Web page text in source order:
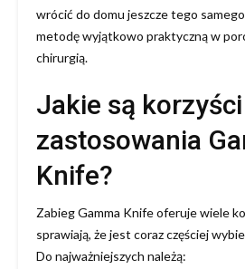
wrócić do domu jeszcze tego
metodę wyjątkowo praktyczną w
chirurgią.
Jakie są
zastosowania
Knife?
Zabieg Gamma Knife oferuje wiele
sprawiają, że jest coraz częściej
Do najważniejszych należą: